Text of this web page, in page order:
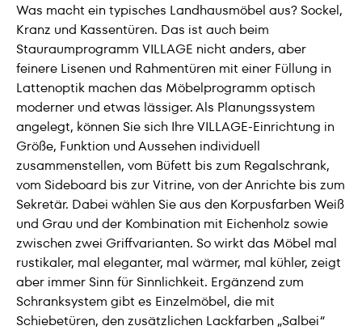
Was macht ein typisches Landhausmöbel aus? Sockel,
Kranz und Kassentüren. Das ist auch beim
Stauraumprogramm VILLAGE nicht anders, aber
feinere Lisenen und Rahmentüren mit einer Füllung in
Lattenoptik machen das Möbelprogramm optisch
moderner und etwas lässiger. Als Planungssystem
angelegt, können Sie sich Ihre VILLAGE-Einrichtung in
Größe, Funktion und Aussehen individuell
zusammenstellen, vom Büfett bis zum Regalschrank,
vom Sideboard bis zur Vitrine, von der Anrichte bis zum
Sekretär. Dabei wählen Sie aus den Korpusfarben Weiß
und Grau und der Kombination mit Eichenholz sowie
zwischen zwei Griffvarianten. So wirkt das Möbel mal
rustikaler, mal eleganter, mal wärmer, mal kühler, zeigt
aber immer Sinn für Sinnlichkeit. Ergänzend zum
Schranksystem gibt es Einzelmöbel, die mit
Schiebetüren, den zusätzlichen Lackfarben „Salbei“